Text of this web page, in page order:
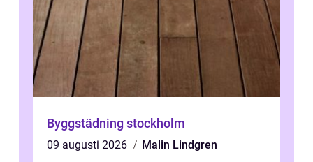
Byggstädning stockholm
09 augusti 2026
Malin Lindgren